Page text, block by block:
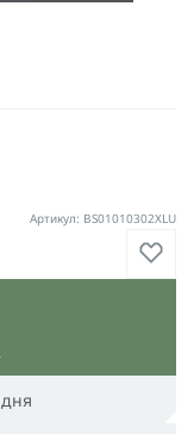
Артикул: BS01010302XLU